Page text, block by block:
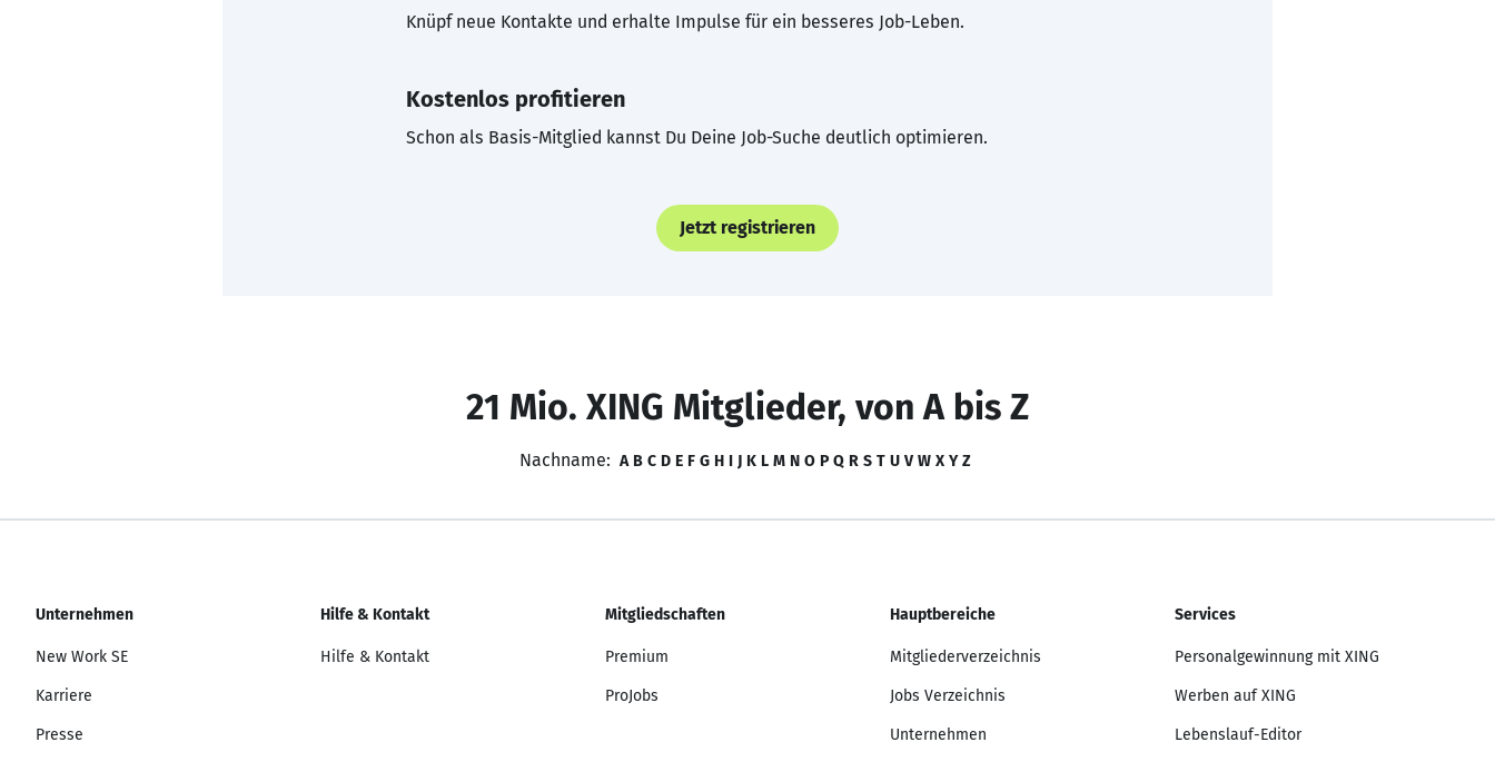
Knüpf neue Kontakte und erhalte Impulse für ein besseres Job-Leben.
Kostenlos profitieren
Schon als Basis-Mitglied kannst Du Deine Job-Suche deutlich optimieren.
Jetzt registrieren
21 Mio. XING Mitglieder, von A bis Z
Nachname: A B C D E F G H I J K L M N O P Q R S T U V W X Y Z
Unternehmen
New Work SE
Karriere
Presse
Hilfe & Kontakt
Hilfe & Kontakt
Mitgliedschaften
Premium
ProJobs
Hauptbereiche
Mitgliederverzeichnis
Jobs Verzeichnis
Unternehmen
Services
Personalgewinnung mit XING
Werben auf XING
Lebenslauf-Editor